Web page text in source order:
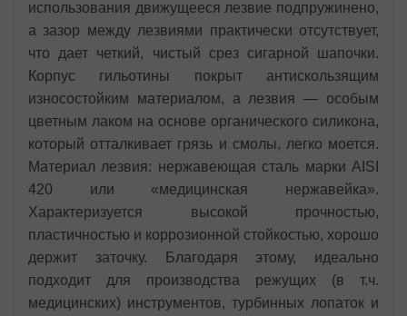
использования движущееся лезвие подпружинено,
а зазор между лезвиями практически отсутствует,
что дает четкий, чистый срез сигарной шапочки.
Корпус гильотины покрыт антискользящим
износостойким материалом, а лезвия — особым
цветным лаком на основе органического силикона,
который отталкивает грязь и смолы, легко моется.
Материал лезвия: нержавеющая сталь марки AISI
420 или «медицинская нержавейка».
Характеризуется высокой прочностью,
пластичностью и коррозионной стойкостью, хорошо
держит заточку. Благодаря этому, идеально
подходит для производства режущих (в т.ч.
медицинских) инструментов, турбинных лопаток и